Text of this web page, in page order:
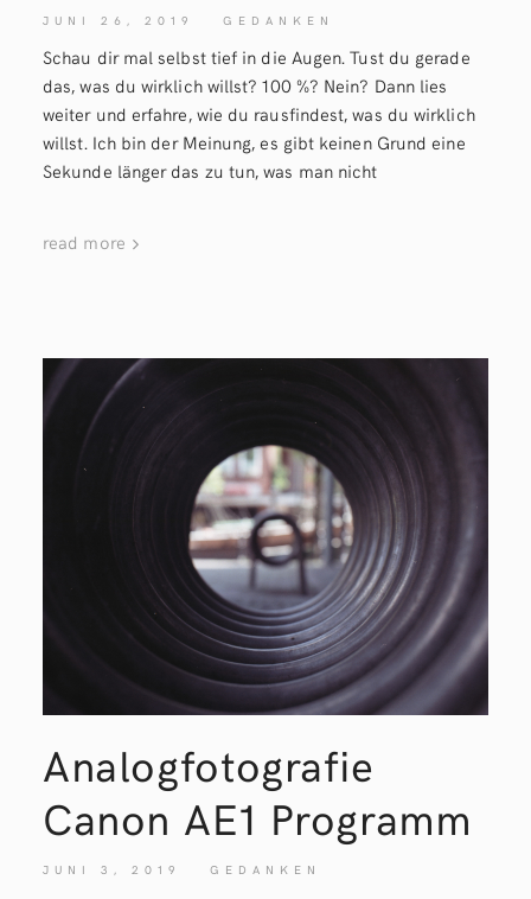
JUNI 26, 2019 GEDANKEN
Schau dir mal selbst tief in die Augen. Tust du gerade
das, was du wirklich willst? 100 %? Nein? Dann lies
weiter und erfahre, wie du rausfindest, was du wirklich
willst. Ich bin der Meinung, es gibt keinen Grund eine
Sekunde länger das zu tun, was man nicht
read more
Analogfotografie
Canon AE1 Programm
JUNI 3, 2019 GEDANKEN